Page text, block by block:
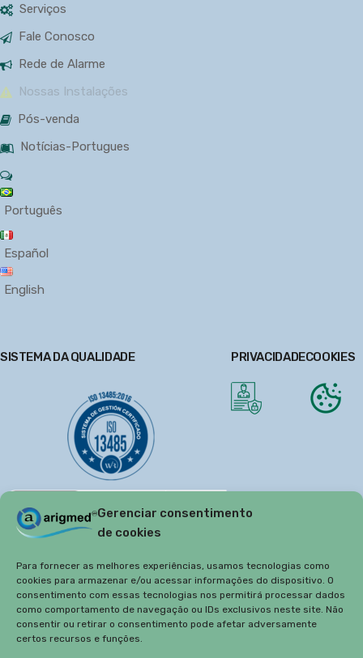
Gerenciar consentimento
de cookies
Para fornecer as melhores experiências, usamos tecnologias como
cookies para armazenar e/ou acessar informações do dispositivo. O
consentimento com essas tecnologias nos permitirá processar dados
como comportamento de navegação ou IDs exclusivos neste site. Não
consentir ou retirar o consentimento pode afetar adversamente
certos recursos e funções.
Serviços
Fale Conosco
Rede de Alarme
Nossas Instalações
Pós-venda
Notícias-Portugues
Português
Español
English
SISTEMA DA QUALIDADE PRIVACIDADECOOKIES